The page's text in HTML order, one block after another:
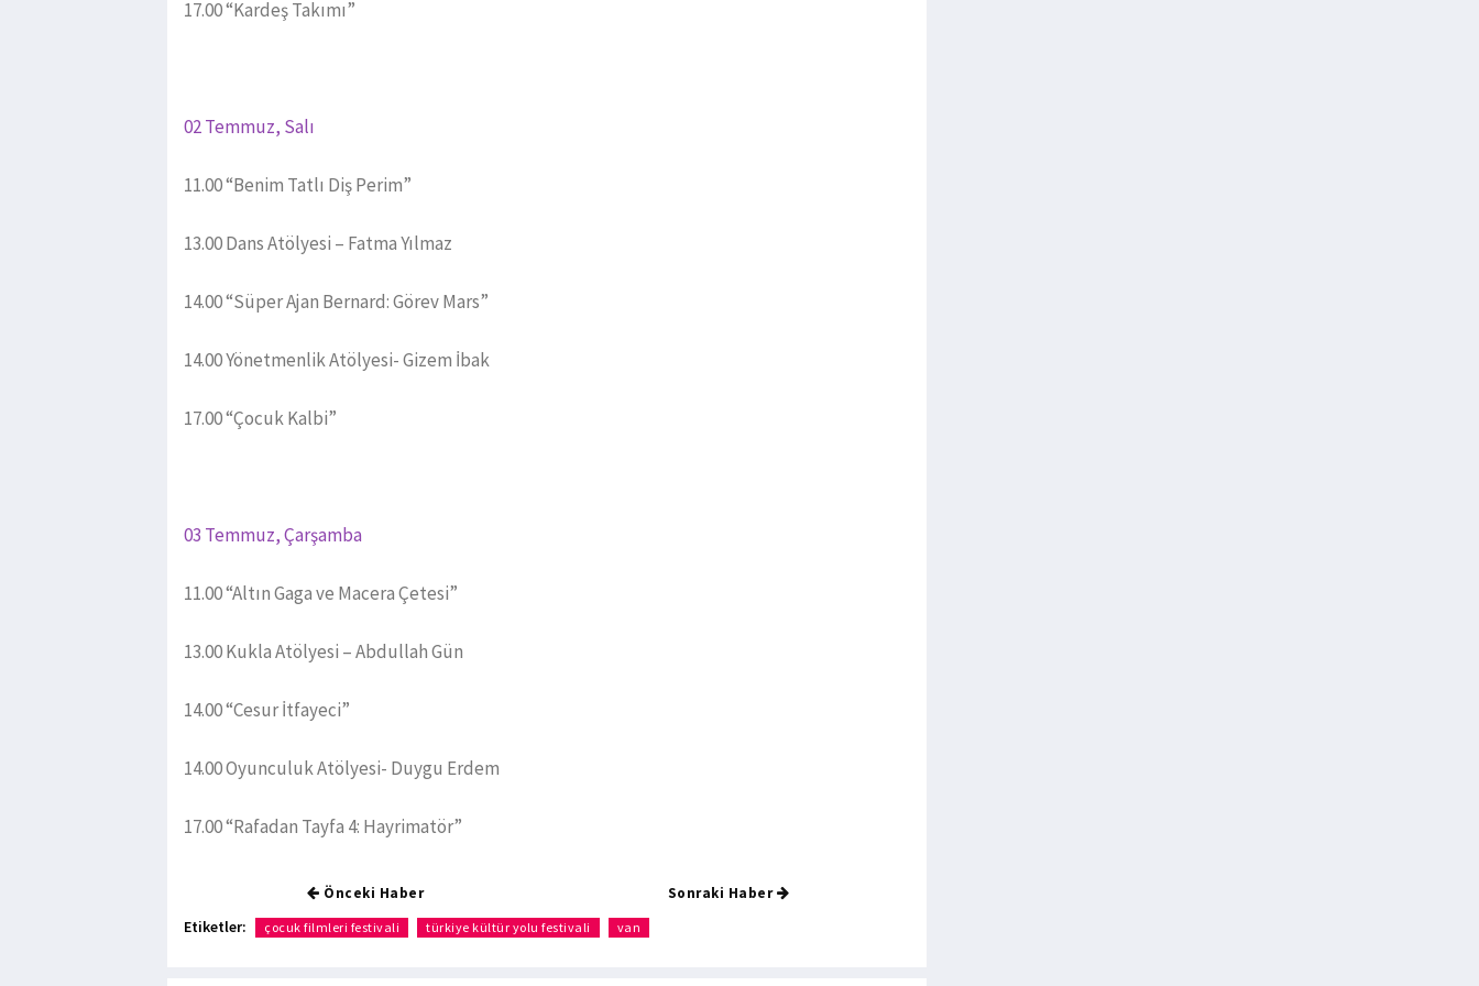
17.00 “Kardeş Takımı”
02 Temmuz, Salı
11.00 “Benim Tatlı Diş Perim”
13.00 Dans Atölyesi – Fatma Yılmaz
14.00 “Süper Ajan Bernard: Görev Mars”
14.00 Yönetmenlik Atölyesi- Gizem İbak
17.00 “Çocuk Kalbi”
03 Temmuz, Çarşamba
11.00 “Altın Gaga ve Macera Çetesi”
13.00 Kukla Atölyesi – Abdullah Gün
14.00 “Cesur İtfayeci”
14.00 Oyunculuk Atölyesi- Duygu Erdem
17.00 “Rafadan Tayfa 4: Hayrimatör”
Önceki Haber Sonraki Haber
Etiketler: çocuk filmleri festivali türkiye kültür yolu festivali van